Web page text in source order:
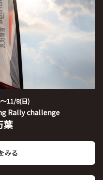
11/8(日)
Rally challenge
葉
みる